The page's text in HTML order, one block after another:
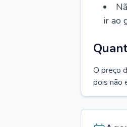
ir ao
O preço
pois não